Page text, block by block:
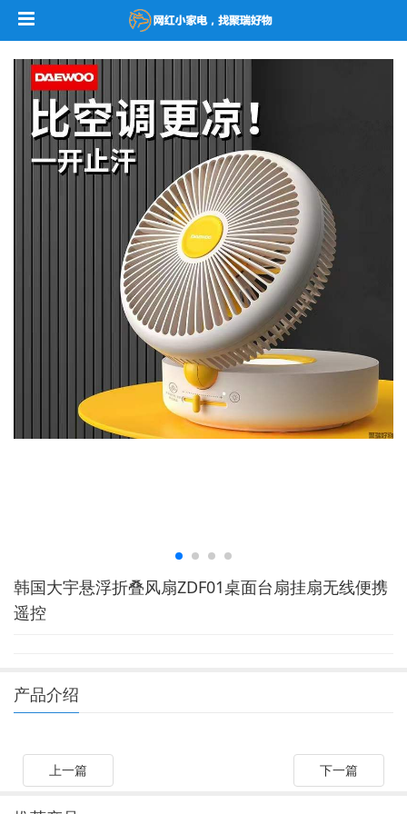
韩国大宇悬浮折叠风扇ZDF01桌面台扇挂扇无线便携
遥控
产品介绍
上一篇 下一篇